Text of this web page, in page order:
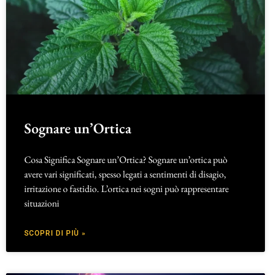
Sognare un’Ortica
Cosa Significa Sognare un’Ortica? Sognare un’ortica può
avere vari significati, spesso legati a sentimenti di disagio,
irritazione o fastidio. L’ortica nei sogni può rappresentare
situazioni
SCOPRI DI PIÙ »